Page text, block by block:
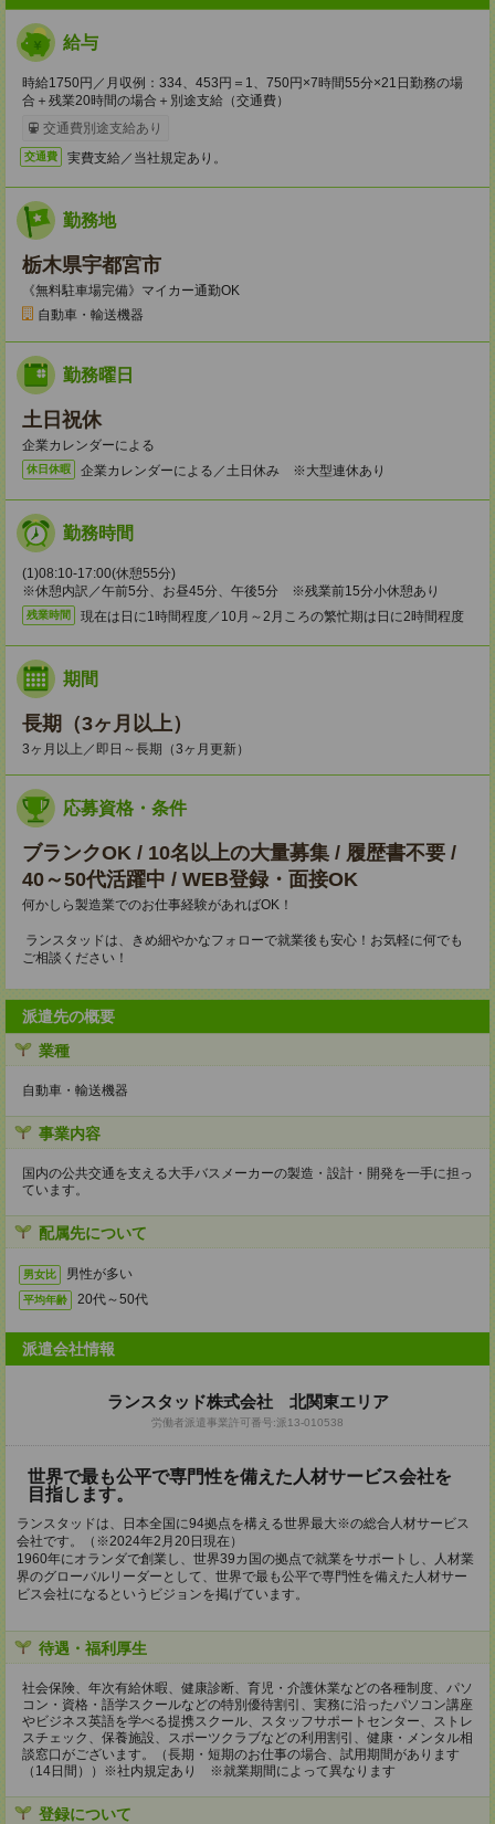
給与
時給1750円／月収例：334、453円＝1、750円×7時間55分×21日勤務の場
合＋残業20時間の場合＋別途支給（交通費）
交通費別途支給あり
交通費 実費支給／当社規定あり。
勤務地
栃木県宇都宮市
《無料駐車場完備》マイカー通勤OK
自動車・輸送機器
勤務曜日
土日祝休
企業カレンダーによる
休日休暇 企業カレンダーによる／土日休み ※大型連休あり
勤務時間
(1)08:10-17:00(休憩55分)
※休憩内訳／午前5分、お昼45分、午後5分 ※残業前15分小休憩あり
残業時間 現在は日に1時間程度／10月～2月ころの繁忙期は日に2時間程度
期間
長期（3ヶ月以上）
3ヶ月以上／即日～長期（3ヶ月更新）
応募資格・条件
ブランクOK / 10名以上の大量募集 / 履歴書不要 /
40～50代活躍中 / WEB登録・面接OK
何かしら製造業でのお仕事経験があればOK！
ランスタッドは、きめ細やかなフォローで就業後も安心！お気軽に何でも
ご相談ください！
派遣先の概要
業種
自動車・輸送機器
事業内容
国内の公共交通を支える大手バスメーカーの製造・設計・開発を一手に担っ
ています。
配属先について
男女比 男性が多い
平均年齢 20代～50代
派遣会社情報
ランスタッド株式会社 北関東エリア
労働者派遣事業許可番号:派13-010538
世界で最も公平で専門性を備えた人材サービス会社を
目指します。
ランスタッドは、日本全国に94拠点を構える世界最大※の総合人材サービス
会社です。（※2024年2月20日現在）
1960年にオランダで創業し、世界39カ国の拠点で就業をサポートし、人材業
界のグローバルリーダーとして、世界で最も公平で専門性を備えた人材サー
ビス会社になるというビジョンを掲げています。
待遇・福利厚生
社会保険、年次有給休暇、健康診断、育児・介護休業などの各種制度、パソ
コン・資格・語学スクールなどの特別優待割引、実務に沿ったパソコン講座
やビジネス英語を学べる提携スクール、スタッフサポートセンター、ストレ
スチェック、保養施設、スポーツクラブなどの利用割引、健康・メンタル相
談窓口がございます。（長期・短期のお仕事の場合、試用期間があります
（14日間））※社内規定あり ※就業期間によって異なります
登録について